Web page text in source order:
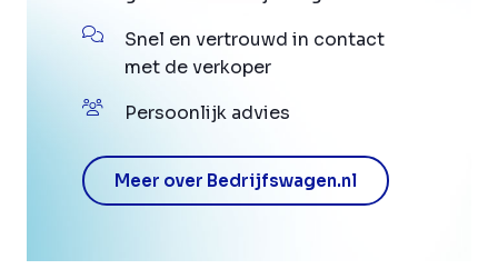
Snel en vertrouwd in contact
met de verkoper
Persoonlijk advies
Meer over Bedrijfswagen.nl